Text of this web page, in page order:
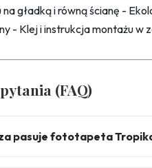
gładką i równą ścianę -
- Klej i instrukcja montażu w
(FAQ)
pasuje fototapeta